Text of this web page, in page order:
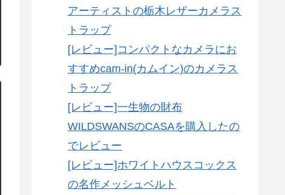
アーティストの栃木レザーカメラス
トラップ
[レビュー]コンパクトなカメラにお
すすめcam-in(カムイン)のカメラス
トラップ
[レビュー]一生物の財布
WILDSWANSのCASAを購入したの
でレビュー
[レビュー]ホワイトハウスコックス
の名作メッシュベルト